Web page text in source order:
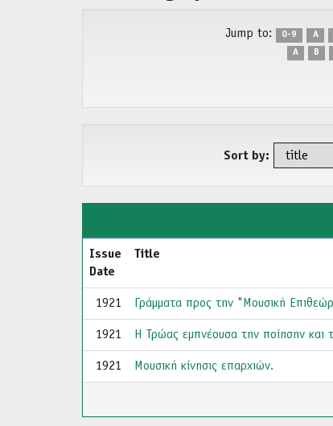
Jump to: 0-9 A
Α
Β
Sort by:
Issue
Date
Title
1921 Γράμματα προς την "Μουσική
1921 Η Τρώας εμπνέουσα την ποίησην και
1921 Μουσική κίνησις επαρχιών.